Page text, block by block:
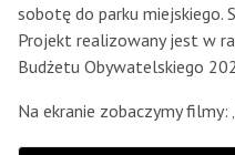
sobotę do parku miejskiego.
Projekt realizowany jest w
Budżetu Obywatelskiego
Na ekranie zobaczymy filmy: